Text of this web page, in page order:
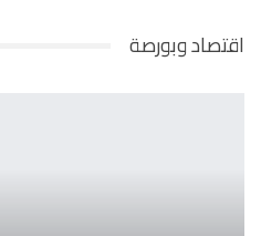
اقتصاد وبورصة